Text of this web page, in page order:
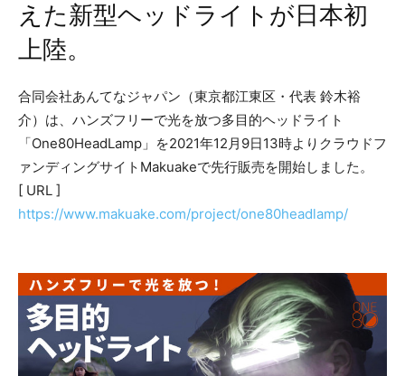
えた新型ヘッドライトが日本初
上陸。
合同会社あんてなジャパン（東京都江東区・代表 鈴木裕
介）は、ハンズフリーで光を放つ多目的ヘッドライト
「One80HeadLamp」を2021年12月9日13時よりクラウドフ
ァンディングサイトMakuakeで先行販売を開始しました。
[ URL ]
https://www.makuake.com/project/one80headlamp/